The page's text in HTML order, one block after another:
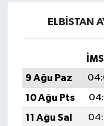
ELBISTAN
9 Ağu Paz
10 Ağu Pts
11 Ağu Sal